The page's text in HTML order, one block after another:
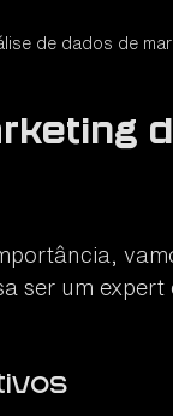
de dados de
ser um